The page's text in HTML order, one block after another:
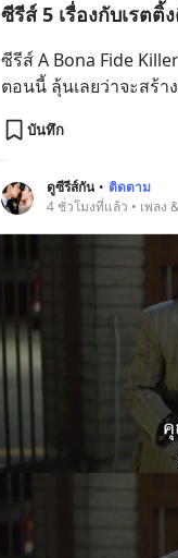
ซีรีส์ 5 เรื่องกับเรตติ้
ซีรีส์ A Bona Fide
ตอนนี้ ลุ้นเลยว่าจะสร้
บันทึก
ดูซีรีส์กัน • ติดตาม
4 ชั่วโมงที่แล้ว • เพลง